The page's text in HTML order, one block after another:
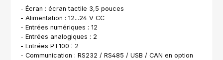
- Écran : écran tactile 3,5 pouces
- Alimentation : 12...24 V CC
- Entrées numériques : 12
- Entrées analogiques : 2
- Entrées PT100 : 2
- Communication : RS232 / RS485 / USB / CAN en option